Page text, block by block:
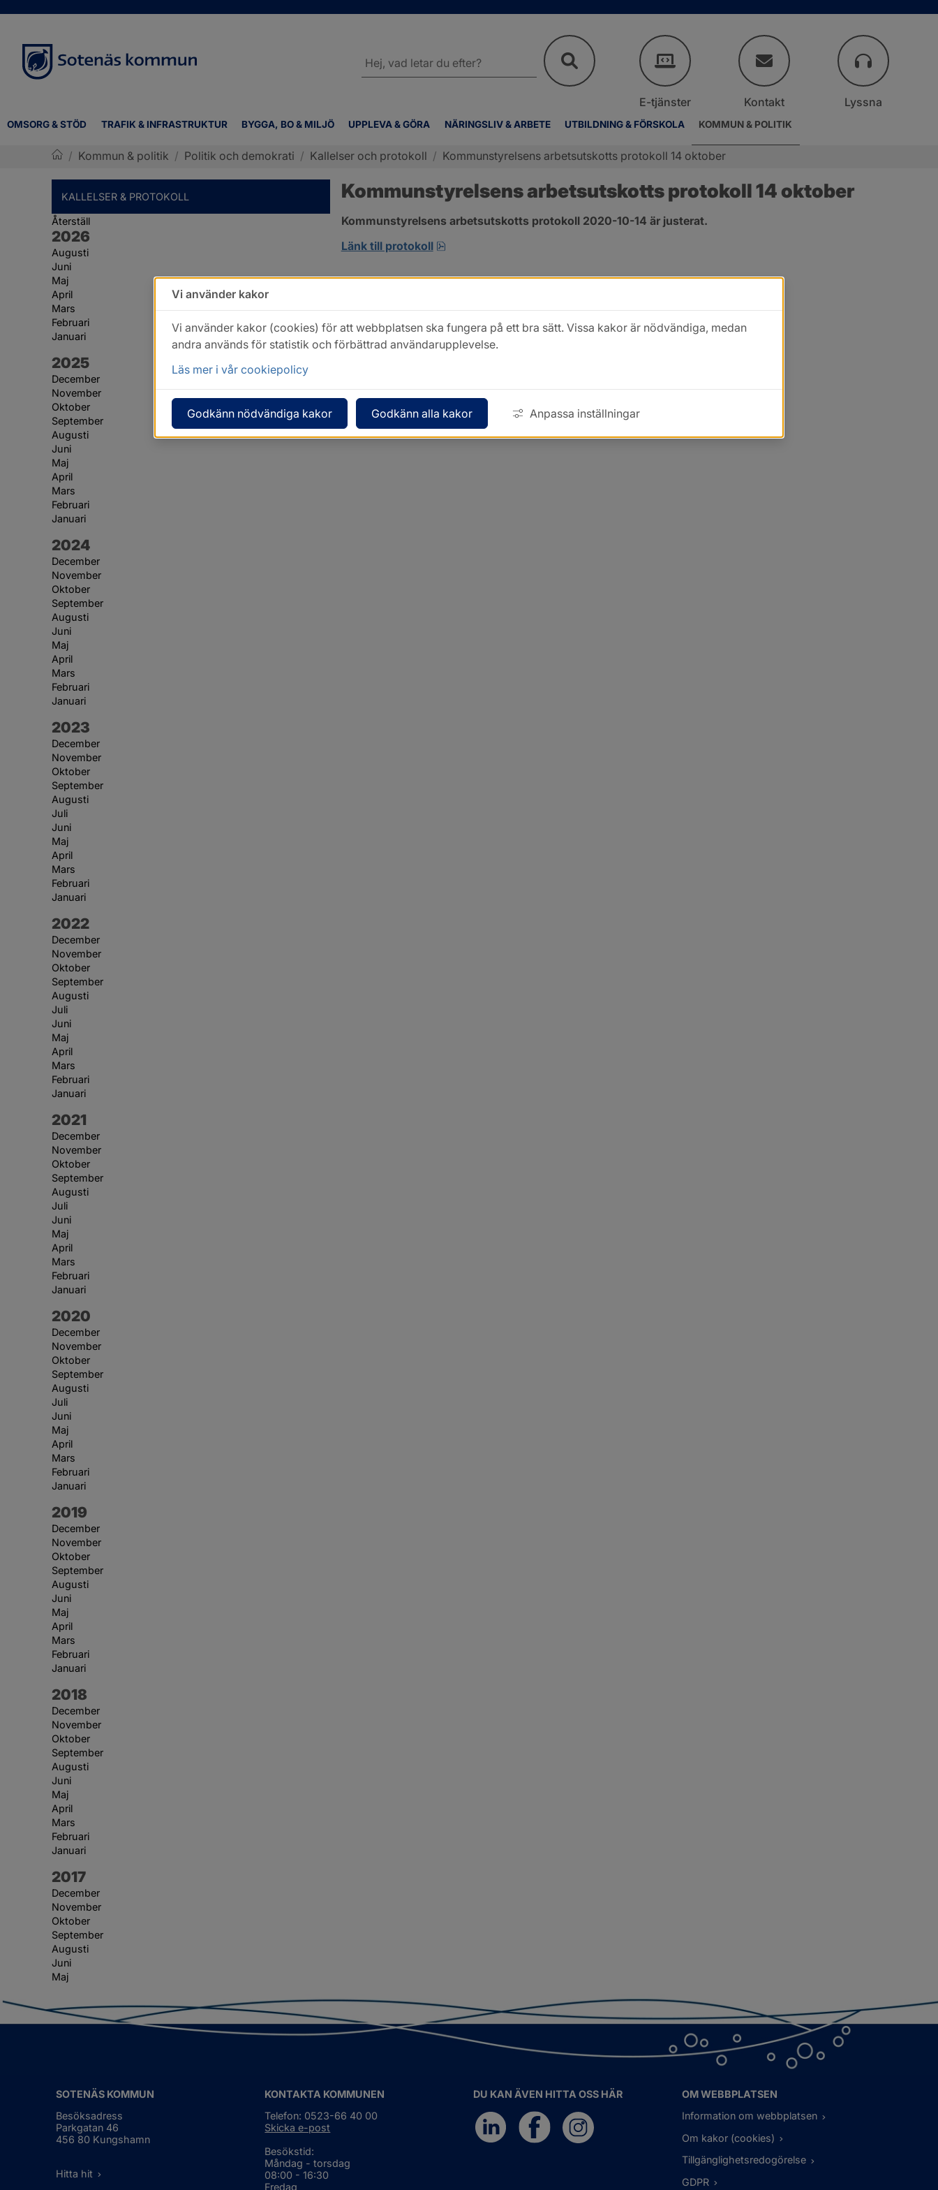
OMSORG & STÖD TRAFIK & INFRASTRUKTUR BYGGA, BO & MILJÖ UPPLEVA & GÖRA NÄRINGSLIV & ARBETE UTBILDNING & FÖRSKOLA KOMMUN & POLITIK
webbplatsen
E-tjänster Kontakt Lyssna
/ Kommun & politik / Politik och demokrati / Kallelser och protokoll / Kommunstyrelsens arbetsutskotts protokoll 14 oktober
KALLELSER & PROTOKOLL
Återställ
År:
2026
Augusti
Juni
Maj
April
Mars
Februari
Januari
År:
2025
December
November
Oktober
September
Augusti
Juni
Maj
April
Mars
Februari
Januari
År:
2024
December
November
Oktober
September
Augusti
Juni
Maj
April
Mars
Februari
Januari
År:
2023
December
November
Oktober
September
Augusti
Juli
Juni
Maj
April
Mars
Februari
Januari
År:
2022
December
November
Oktober
September
Augusti
Juli
Juni
Maj
April
Mars
Februari
Januari
År:
2021
December
November
Oktober
September
Augusti
Juli
Juni
Maj
April
Mars
Februari
Januari
År:
2020
December
November
Oktober
September
Augusti
Juli
Juni
Maj
April
Mars
Februari
Januari
År:
2019
December
November
Oktober
September
Augusti
Juni
Maj
April
Mars
Februari
Januari
År:
2018
December
November
Oktober
September
Augusti
Juni
Maj
April
Mars
Februari
Januari
År:
2017
December
November
Oktober
September
Augusti
Juni
Maj
Kommunstyrelsens arbetsutskotts protokoll 14 oktober
Kommunstyrelsens arbetsutskotts protokoll 2020-10-14 är justerat.
Länk till protokoll
pdf, 413.3 kB, öppnas i nytt fönster.
SOTENÄS KOMMUN
Besöksadress
Parkgatan 46
456 80 Kungshamn
Hitta hit
KONTAKTA KOMMUNEN
Telefon: 0523-66 40 00
Skicka e-post
Besökstid:
Måndag - torsdag
08:00 - 16:30
Fredag
DU KAN ÄVEN HITTA OSS HÄR
OM WEBBPLATSEN
Information om webbplatsen
Om kakor (cookies)
Tillgänglighetsredogörelse
GDPR
Vi använder kakor
Vi använder kakor (cookies) för att webbplatsen ska fungera på ett bra sätt. Vissa kakor är nödvändiga, medan
andra används för statistik och förbättrad användarupplevelse.
Läs mer i vår cookiepolicy
Godkänn nödvändiga kakor Godkänn alla kakor Anpassa inställningar